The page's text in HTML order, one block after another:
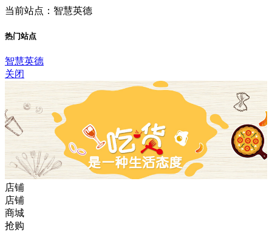
当前站点：智慧英德
热门站点
智慧英德
关闭
店铺
店铺
商城
抢购